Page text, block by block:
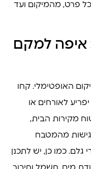
פרט, מהמיקום ועד
איפה למקם
האופטימלי. קחו
לאורחים או
מקירות הבית,
מהמטבח
גלם. כמו כן, יש לתכנן
מים, חשמל וחיבור